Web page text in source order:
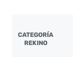
CATEGORÍA
REKINO